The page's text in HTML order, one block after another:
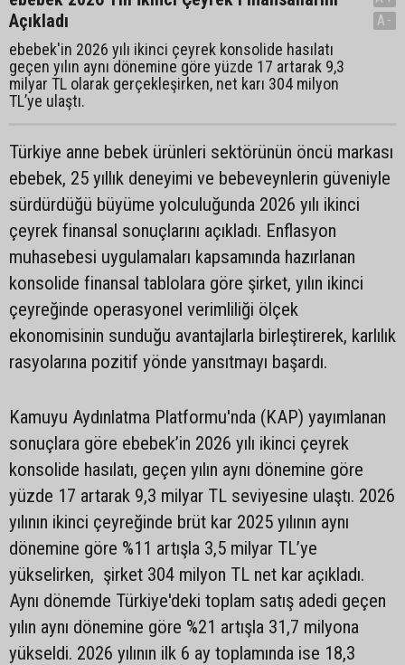
Açıkladı
ebebek'in 2026 yılı ikinci çeyrek konsolide hasılatı
geçen yılın aynı dönemine göre yüzde 17 artarak 9,3
milyar TL olarak gerçekleşirken, net karı 304 milyon
TL’ye ulaştı.
A-
Türkiye anne bebek ürünleri sektörünün öncü markası
ebebek, 25 yıllık deneyimi ve bebeveynlerin güveniyle
sürdürdüğü büyüme yolculuğunda 2026 yılı ikinci
çeyrek finansal sonuçlarını açıkladı. Enflasyon
muhasebesi uygulamaları kapsamında hazırlanan
konsolide finansal tablolara göre şirket, yılın ikinci
çeyreğinde operasyonel verimliliği ölçek
ekonomisinin sunduğu avantajlarla birleştirerek, karlılık
rasyolarına pozitif yönde yansıtmayı başardı.
Kamuyu Aydınlatma Platformu'nda (KAP) yayımlanan
sonuçlara göre ebebek’in 2026 yılı ikinci çeyrek
konsolide hasılatı, geçen yılın aynı dönemine göre
yüzde 17 artarak 9,3 milyar TL seviyesine ulaştı. 2026
yılının ikinci çeyreğinde brüt kar 2025 yılının aynı
dönemine göre %11 artışla 3,5 milyar TL’ye
yükselirken, şirket 304 milyon TL net kar açıkladı.
Aynı dönemde Türkiye'deki toplam satış adedi geçen
yılın aynı dönemine göre %21 artışla 31,7 milyona
yükseldi. 2026 yılının ilk 6 ay toplamında ise 18,3